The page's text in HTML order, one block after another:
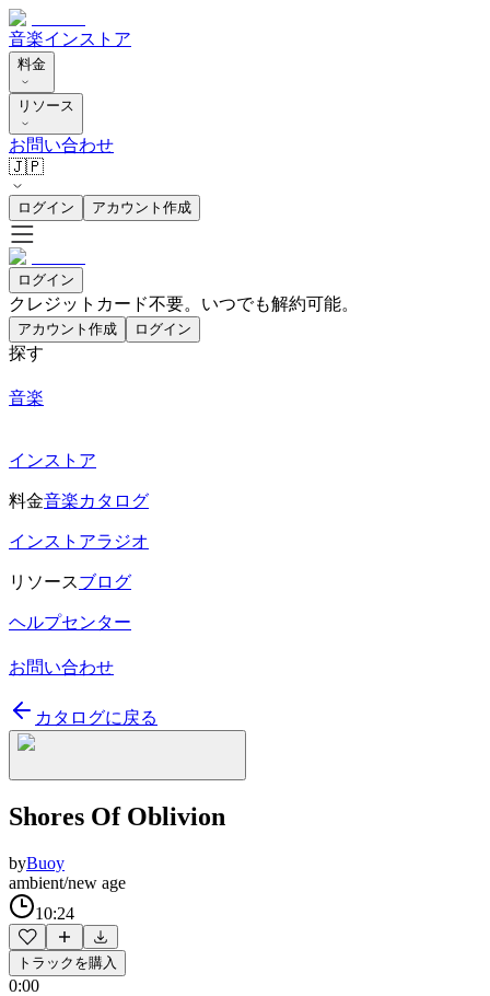
音楽インストア
料金
リソース
お問い合わせ
🇯🇵
ログイン アカウント作成
ログイン
クレジットカード不要。いつでも解約可能。
アカウント作成 ログイン
探す
音楽
インストア
料金音楽カタログ
インストアラジオ
リソースブログ
ヘルプセンター
お問い合わせ
カタログに戻る
Shores Of Oblivion
byBuoy
ambient/new age
10:24
トラックを購入
0:00